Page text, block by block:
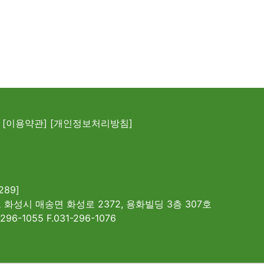
[이용약관] [개인정보처리방침]
화성시 매송면 화성로 2372, 용화빌딩 3층 307호
1055 F.031-296-1076